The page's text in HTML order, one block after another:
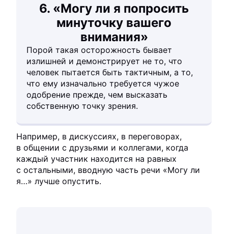
6. «Могу ли я попросить
минуточку вашего
внимания»
Порой такая осторожность бывает
излишней и демонстрирует не то, что
человек пытается быть тактичным, а то,
что ему изначально требуется чужое
одобрение прежде, чем высказать
собственную точку зрения.
Например, в дискуссиях, в переговорах,
в общении с друзьями и коллегами, когда
каждый участник находится на равных
с остальными, вводную часть речи «Могу ли
я…» лучше опустить.